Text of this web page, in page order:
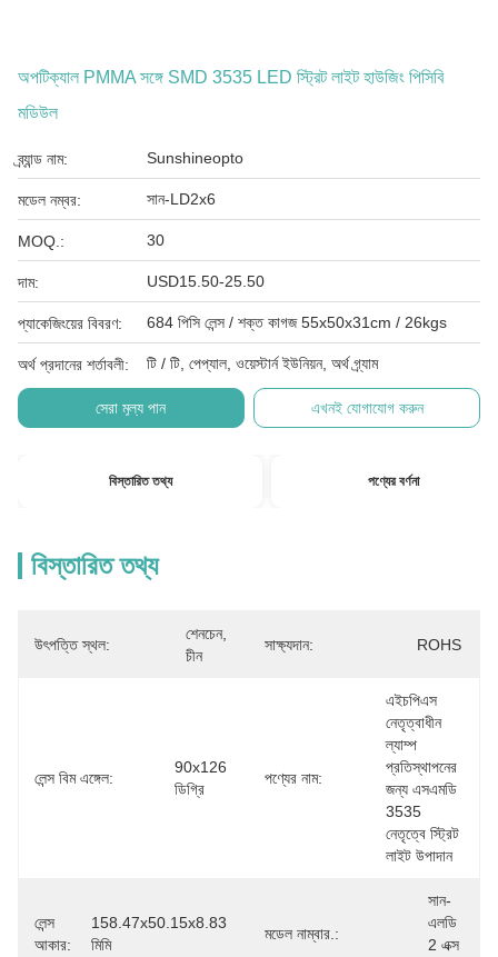
অপটিক্যাল PMMA সঙ্গে SMD 3535 LED স্ট্রিট লাইট হাউজিং পিসিবি
মডিউল
ব্র্যান্ড নাম: Sunshineopto
মডেল নম্বর: সান-LD2x6
MOQ.: 30
দাম: USD15.50-25.50
প্যাকেজিংয়ের বিবরণ: 684 পিসি লেন্স / শক্ত কাগজ 55x50x31cm / 26kgs
অর্থ প্রদানের শর্তাবলী: টি / টি, পেপ্যাল, ওয়েস্টার্ন ইউনিয়ন, অর্থ গ্র্যাম
সেরা মূল্য পান এখনই যোগাযোগ করুন
বিস্তারিত তথ্য পণ্যের বর্ণনা
বিস্তারিত তথ্য
উৎপত্তি স্থল:
শেনচেন,
চীন
সাক্ষ্যদান: ROHS
লেন্স বিম এঙ্গেল:
90x126
ডিগ্রি
পণ্যের নাম:
এইচপিএস
নেতৃত্বাধীন
ল্যাম্প
প্রতিস্থাপনের
জন্য এসএমডি
3535
নেতৃত্বে স্ট্রিট
লাইট উপাদান
লেন্স
আকার:
158.47x50.15x8.83
মিমি
মডেল নাম্বার.:
সান-
এলডি
2 এক্স